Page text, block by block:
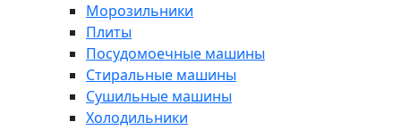
Морозильники
Плиты
Посудомоечные машины
Стиральные машины
Сушильные машины
Холодильники